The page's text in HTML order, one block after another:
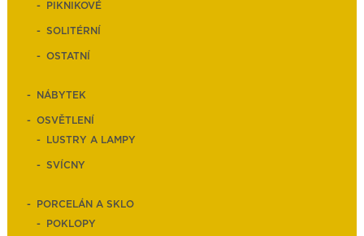
PIKNIKOVÉ
SOLITÉRNÍ
OSTATNÍ
NÁBYTEK
OSVĚTLENÍ
LUSTRY A LAMPY
SVÍCNY
PORCELÁN A SKLO
POKLOPY